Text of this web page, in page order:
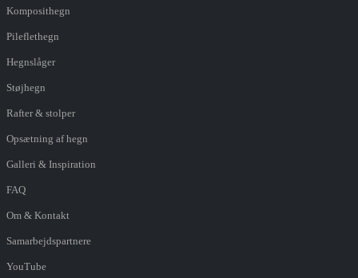
Komposithegn
Pileflethegn
Hegnslåger
Støjhegn
Rafter & stolper
Opsætning af hegn
Galleri & Inspiration
FAQ
Om & Kontakt
Samarbejdspartnere
YouTube